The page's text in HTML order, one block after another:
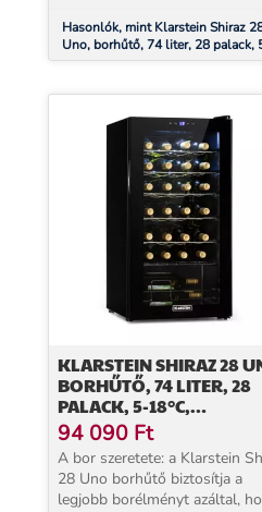
Hasonlók, mint Klarstein Shiraz
Uno, borhűtő, 74 liter, 28 palack,
18°C, érintőképernyős
KLARSTEIN SHIRAZ 28
BORHŰTŐ, 74 LITER, 28
PALACK, 5-18°C,
ÉRINTŐKÉPERNYŐS
VEZÉRLŐPANEL
94 090 Ft
A bor szeretete: a Klarstein
28 Uno borhűtő biztosítja a
legjobb borélményt azáltal,